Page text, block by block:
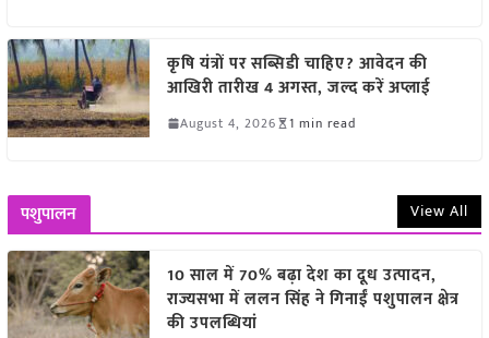
कृषि यंत्रों पर सब्सिडी चाहिए? आवेदन की
आखिरी तारीख 4 अगस्त, जल्द करें अप्लाई
August 4, 2026 1 min read
पशुपालन View All
10 साल में 70% बढ़ा देश का दूध उत्पादन,
राज्यसभा में ललन सिंह ने गिनाईं पशुपालन क्षेत्र
की उपलब्धियां